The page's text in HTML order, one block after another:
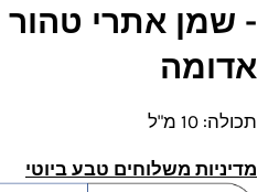
- שמן אתרי טהור
אדומה
תכולה: 10 מ"ל
מדיניות משלוחים טבע ביוטי